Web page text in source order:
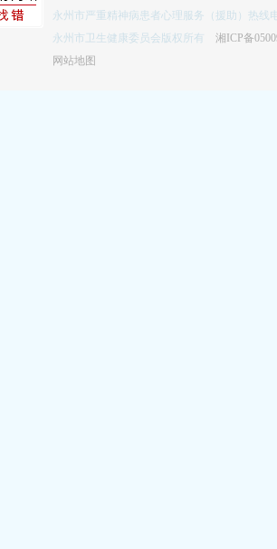
永州市严重精神病患者心理服务（援助）热线
永州市卫生健康委员会版权所有 湘ICP备
网站地图